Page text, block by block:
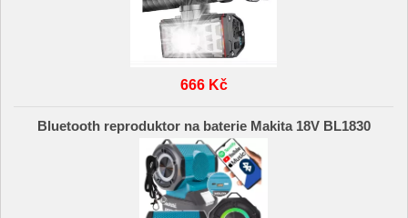
666 Kč
Bluetooth reproduktor na baterie Makita 18V BL1830